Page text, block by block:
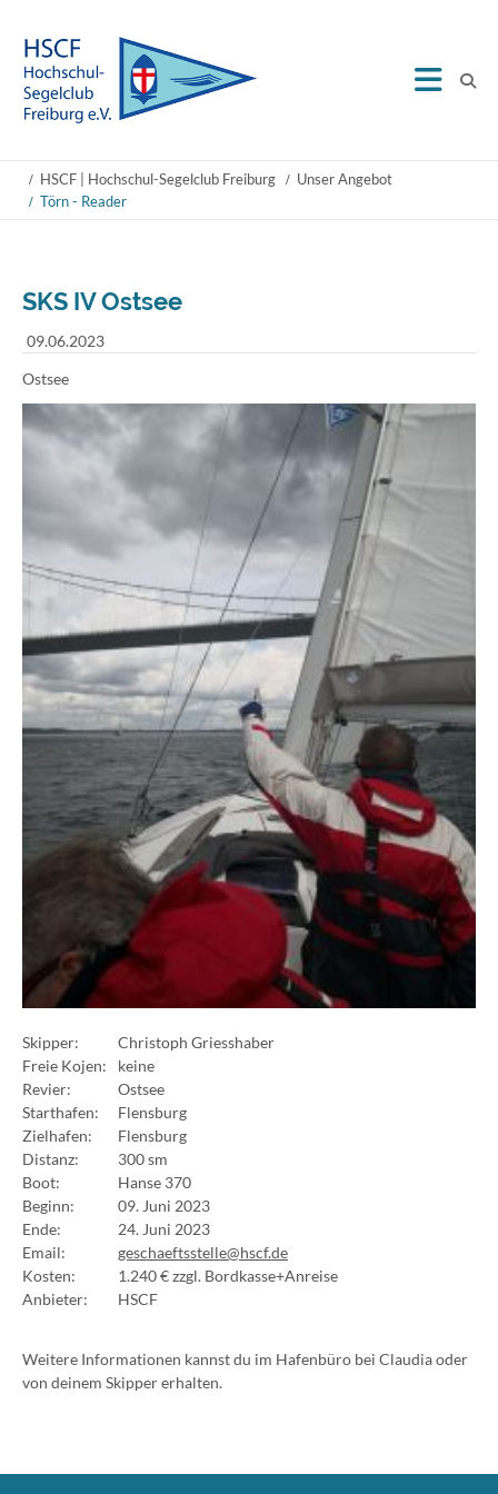
HSCF | Hochschul-Segelclub Freiburg
Unser Angebot
Törn - Reader
SKS IV Ostsee
09.06.2023
Ostsee
Skipper:
Christoph Griesshaber
Freie Kojen:
keine
Revier:
Ostsee
Starthafen:
Flensburg
Zielhafen:
Flensburg
Distanz:
300 sm
Boot:
Hanse 370
Beginn:
09. Juni 2023
Ende:
24. Juni 2023
Email:
geschaeftsstelle@hscf.de
Kosten:
1.240 € zzgl. Bordkasse+Anreise
Anbieter:
HSCF
Weitere Informationen kannst du im Hafenbüro bei Claudia oder
von deinem Skipper erhalten.